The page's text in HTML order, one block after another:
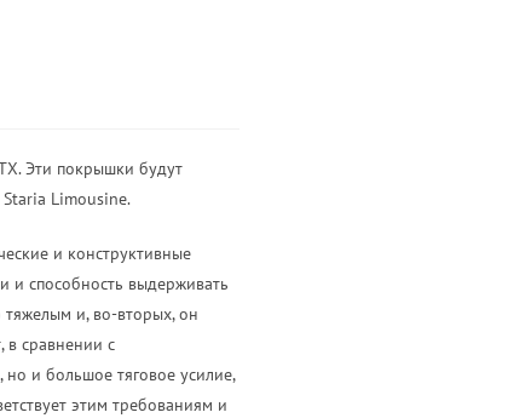
Эти покрышки будут
Limousine.
и конструктивные
и способность выдерживать
тяжелым и, во-вторых, он
в сравнении с
и большое тяговое усилие,
этим требованиям и